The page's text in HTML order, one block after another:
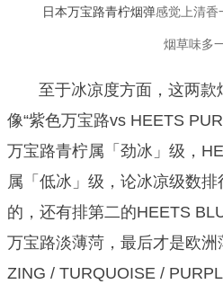
日本万宝路青柠烟弹感觉上清香
烟草味多
至于冰凉度方面，这两
像“紫色万宝路vs HEETS
万宝路青柠属「劲冰」级，
属「低冰」级，论冰凉级数
的，还有排第二的HEETS
万宝路淡薄菏，最后才是欧
ZING / TURQUOISE /